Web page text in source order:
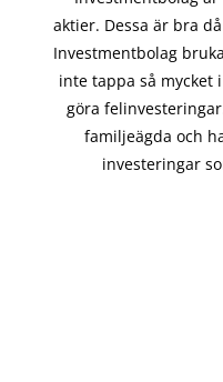
aktier. Dessa är bra
Investmentbolag
inte tappa så mycket
göra
familjeägda och
investeringar